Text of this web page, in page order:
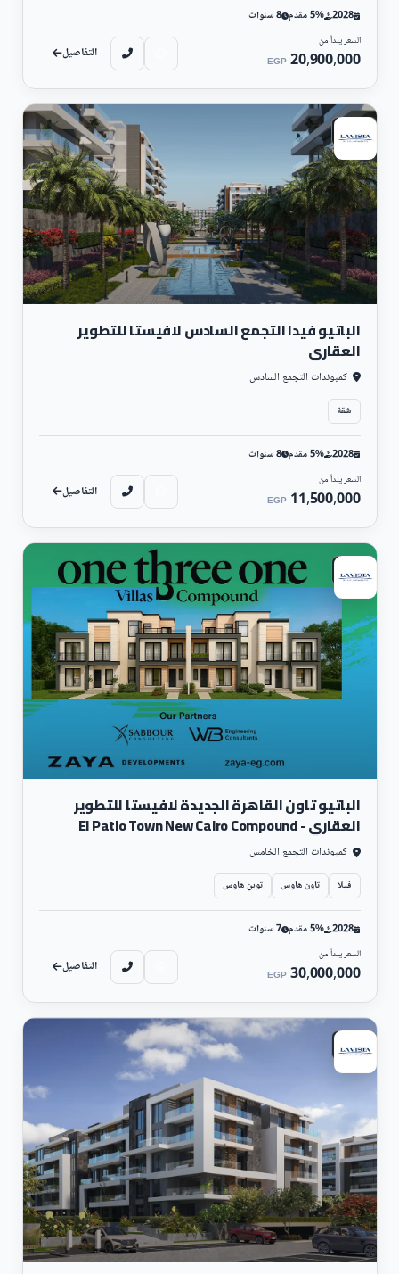
2028 5% مقدم 8 سنوات
السعر يبدأ من
20,900,000
EGP التفاصيل
سكني
الباتيو فيدا التجمع السادس لافيستا للتطوير
العقاري
كمبوندات التجمع السادس
شقة
2028 5% مقدم 8 سنوات
السعر يبدأ من
11,500,000
EGP التفاصيل
سكني
الباتيو تاون القاهرة الجديدة لافيستا للتطوير
العقاري - El Patio Town New Cairo Compound
كمبوندات التجمع الخامس
فيلا تاون هاوس توين هاوس
2028 5% مقدم 7 سنوات
السعر يبدأ من
30,000,000
EGP التفاصيل
سكني